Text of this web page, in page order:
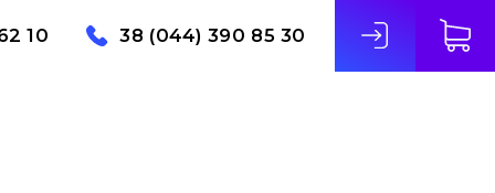
10 38 (044) 390 85 30